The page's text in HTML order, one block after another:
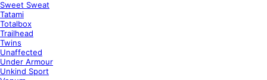
Sweet Sweat
Tatami
Totalbox
Trailhead
Twins
Unaffected
Under Armour
Unkind Sport